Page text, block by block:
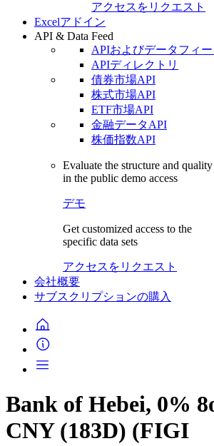
アクセスをリクエスト
Excelアドイン
API & Data Feed
APIおよびデータフィー
APIディレクトリ
債券市場API
株式市場API
ETF市場API
金融データAPI
株価指数API
Evaluate the structure and
in the public demo access
デモ
Get customized access to the
specific data sets
アクセスをリクエスト
会社概要
サブスクリプションの購入
Bank of Hebei, 0%
CNY (183D) (FIGI